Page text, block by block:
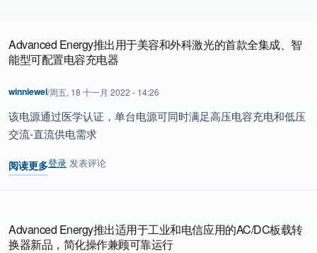
Advanced Energy推出用于美容和外科激光的首款全集成、智
能型可配置电容充电器
winniewei/周五, 18 十一月 2022 - 14:26
该电源通过医学认证，单台电源可同时满足高压电容充电和低压
交流-直流供电需求
阅读更多
关于 Advanced Energy推出用于美容和外科激光的首款全集成、智能
登录 发表评论
Advanced Energy推出适用于工业和电信应用的AC/DC板载转
换器新品，简化操作兼顾可靠运行